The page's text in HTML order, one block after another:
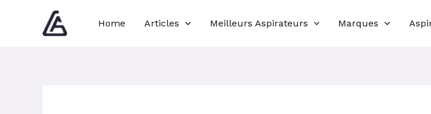
Home Articles Meilleurs Aspirateurs Marques
Pagination
d’article